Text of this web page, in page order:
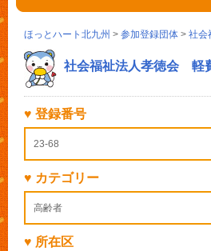
ほっとハート北九州 > 参加登録団体 > 社
社会福祉法人孝徳会 軽
♥ 登録番号
23-68
♥ カテゴリー
高齢者
♥ 所在区